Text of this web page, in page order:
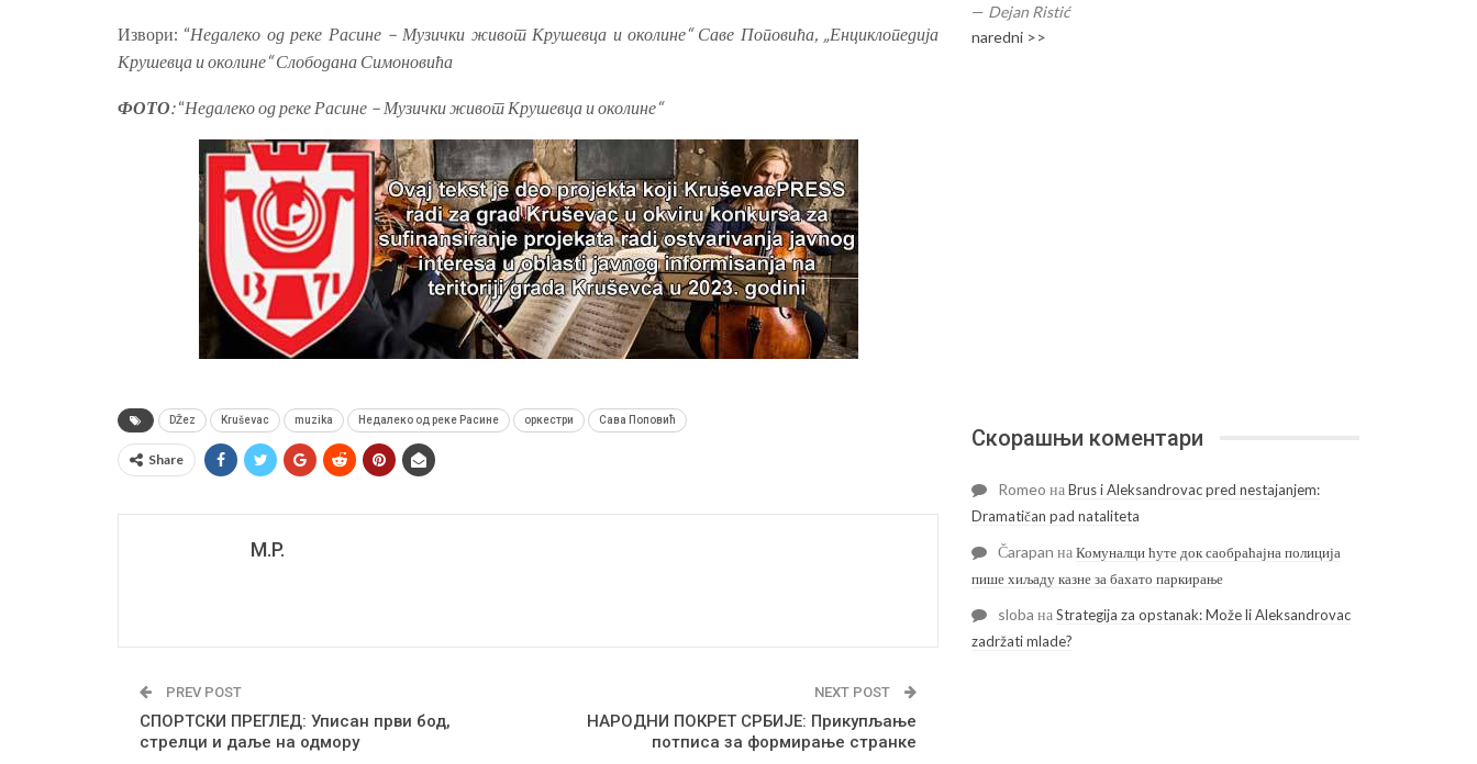
Извори: “Недалеко од реке Расине – Музички живот Крушевца и околине“ Саве Поповића, „Енциклопедија
Крушевца и околине“ Слободана Симоновића
ФОТО:“Недалеко од реке Расине – Музички живот Крушевца и околине“
DŽez Kruševac muzika Недалеко од реке Расине оркестри Сава Поповић
Share
M.P.
PREV POST
СПОРТСКИ ПРЕГЛЕД: Уписан први бод,
стрелци и даље на одмору
NEXT POST
НАРОДНИ ПОКРЕТ СРБИЈЕ: Прикупљање
потписа за формирање странке
— Dejan Ristić
naredni >>
Скорашњи коментари
Romeo наBrus i Aleksandrovac pred nestajanjem:
Dramatičan pad nataliteta
Čarapan наКомуналци ћуте док саобраћајна полиција
пише хиљаду казне за бахато паркирање
sloba наStrategija za opstanak: Može li Aleksandrovac
zadržati mlade?